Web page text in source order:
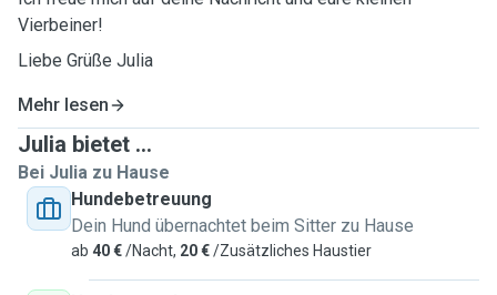
Vierbeiner!
Liebe Grüße Julia
Mehr lesen
Julia bietet ...
Bei Julia zu Hause
Hundebetreuung
Dein Hund übernachtet beim Sitter zu Hause
ab 40 €/Nacht, 20 €/Zusätzliches Haustier